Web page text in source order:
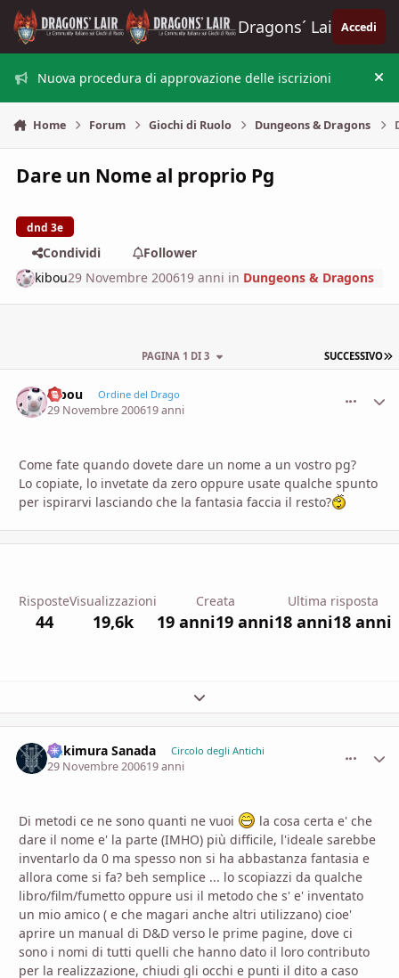
Vai al contenuto
Dragons´ Lair Accedi
Nuova procedura di approvazione delle iscrizioni
Home Forum Giochi di Ruolo Dungeons & Dragons
Dare un Nome al proprio Pg
dnd 3e
Condividi
Follower
kibou29 Novembre 200619 anni in Dungeons & Dragons
SUCCESSIVO
PAGINA 1 DI 3
kibou Ordine del Drago
29 Novembre 200619 anni
Come fate quando dovete dare un nome a un vostro pg?
Lo copiate, lo invetate da zero oppure usate qualche spunto
per ispirarvi lasciando che la fantasia faccia il resto?
Risposte
44
Visualizzazioni
19,6k
Creata
19 anni19 anni
Ultima risposta
18 anni18 anni
Espandi panoramica del topic
Yukimura Sanada Circolo degli Antichi
29 Novembre 200619 anni
Di metodi ce ne sono quanti ne vuoi
la cosa certa e' che
dare il nome e' la parte (IMHO) più difficile, l'ideale sarebbe
inventarlo da 0 ma spesso non si ha abbastanza fantasia e
allora come si fa? beh semplice ... lo scopiazzi da qualche
libro/film/fumetto oppure usi il metodo che s' e' inventato
un mio amico ( e che magari anche altri utilizzano) cioe'
aprire un manual di D&D verso le prime pagine, dove ci
sono i nomi di tutti quelli che hanno dato il loro contributo
per la realizzazione, chiudi gli occhi e punti il dito a caso